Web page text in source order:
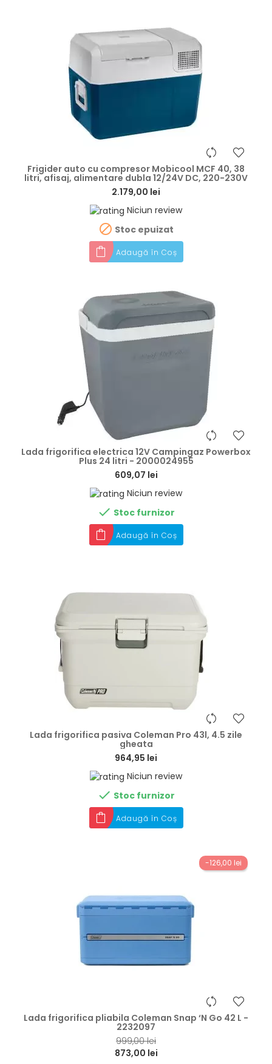
Frigider auto cu compresor Mobicool MCF 40, 38
litri, afisaj, alimentare dubla 12/24V DC, 220-230V
2.179,00 lei
Niciun review
 Stoc epuizat
Adaugă în Coș
Lada frigorifica electrica 12V Campingaz Powerbox
Plus 24 litri - 2000024955
609,07 lei
Niciun review
 Stoc furnizor
Adaugă în Coș
Lada frigorifica pasiva Coleman Pro 43l, 4.5 zile
gheata
964,95 lei
Niciun review
 Stoc furnizor
Adaugă în Coș
-126,00 lei
Lada frigorifica pliabila Coleman Snap ‘N Go 42 L -
2232097
999,00 lei
873,00 lei